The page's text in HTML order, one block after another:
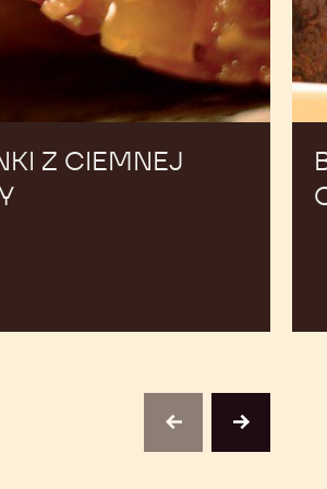
Z CIEMNEJ
previousnext